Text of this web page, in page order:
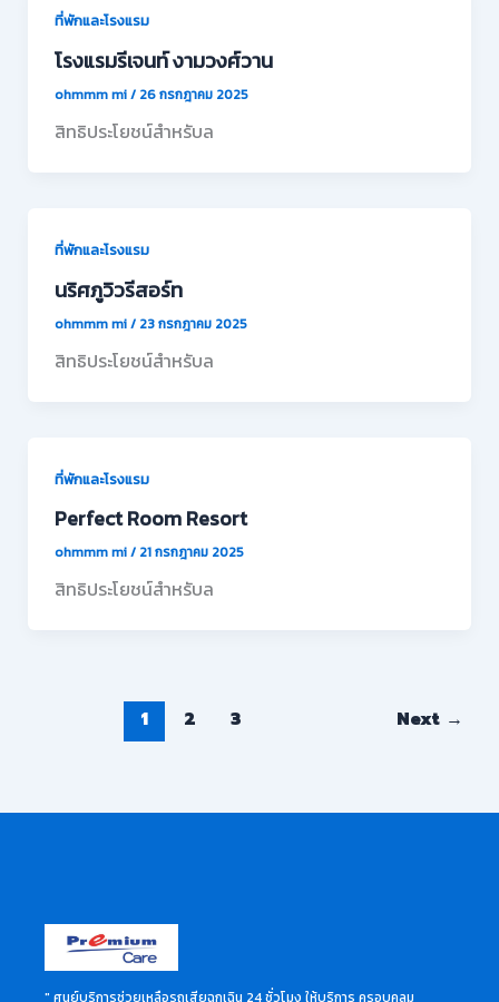
ที่พักและโรงแรม
โรงแรมรีเจนท์ งามวงศ์วาน
ohmmm mi/ 26 กรกฎาคม 2025
สิทธิประโยชน์สำหรับล
ที่พักและโรงแรม
นริศภูวิวรีสอร์ท
ohmmm mi/ 23 กรกฎาคม 2025
สิทธิประโยชน์สำหรับล
ที่พักและโรงแรม
Perfect Room Resort
ohmmm mi/ 21 กรกฎาคม 2025
สิทธิประโยชน์สำหรับล
1 2 3 Next →
" ศูนย์บริการช่วยเหลือรถเสียฉุกเฉิน 24 ชั่วโมง ให้บริการ ครอบคลุม